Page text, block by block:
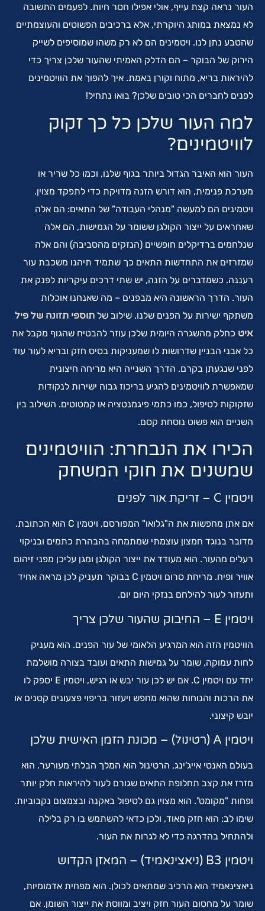
העור נראה קצת עייף, אולי אפילו חסר חיות. לפעמים התשובה
לא נמצאת במותג היוקרתי, אלא ברכיבים הפשוטים והעוצמתיים
שהטבע נתן לנו. ויטמינים הם לא רק משהו שמוסיפים לשייק
הירוק של הבוקר – הם הדלק האמיתי שהעור שלכן צריך כדי
להיראות בריא, מתוח וקורן באמת. איך להפוך את הוויטמינים
לפנים לחברים הכי טובים שלכן? בואו נתחיל!
למה העור שלכן כל כך זקוק
לוויטמינים?
העור הוא האיבר הגדול ביותר בגוף שלנו, וכמו כל שריר או
מערכת פנימית, הוא דורש הזנה מדויקת כדי לתפקד מצוין.
ויטמינים הם למעשה "מנהלי העבודה" של התאים: הם אלה
שאחראים על ייצור הקולגן ששומר על הגמישות, הם אלה
שנלחמים ברדיקלים חופשיים (הנזקים מהסביבה) והם אלה
שמזרזים את התחדשות התאים כך שתמיד תיהנו משכבת עור
רעננה. כשמדברים על הזנה, יש שתי דרכים עיקריות לפנק את
העור. הדרך הראשונה היא מבפנים – מה שאנחנו אוכלות
משתקף ישירות על הפנים שלנו. שילוב של תוספי תזונה של פיל
איט כחלק מהשגרה היומית שלכן עוזר להבטיח שהגוף מקבל את
כל אבני הבניין שדרושות לו שמעניקות בסיס חזק ובריא לעור עוד
לפני שנגעתן בקרם. הדרך השנייה היא מריחה חיצונית
שמאפשרת לוויטמינים להגיע בריכוז גבוה ישירות לנקודות
שזקוקות לטיפול, כמו כתמי פיגמנטציה או קמטוטים. השילוב בין
השניים הוא פשוט נוסחת קסם.
הכירו את הנבחרת: הוויטמינים
שמשנים את חוקי המשחק
ויטמין C – זריקת אור לפנים
אם אתן מחפשות את ה"גלואו" המפורסם, ויטמין C הוא הכתובת.
מדובר בנוגד חמצון עוצמתי שמתמחה בהבהרת כתמים ובניקוי
רעלים מהעור. הוא מעודד את ייצור הקולגן ומגן עליכן מפני זיהום
אוויר ופיח. מריחת סרום ויטמין C בבוקר תעניק לכן מראה אחיד
ותעזור לעור להילחם בנזקי היום יום.
ויטמין E – החיבוק שהעור שלכן צריך
הוויטמין הזה הוא המרגיע הלאומי של עור הפנים. הוא מעניק
לחות עמוקה, שומר על גמישות התאים ועובד בצורה מושלמת
יחד עם ויטמין C. אם יש לכן עור יבש או רגיש, ויטמין E יספק לו
את הרכות והנוחות שהוא מחפש ויעזור בריפוי פצעונים קטנים או
יובש קיצוני.
ויטמין A (רטינול) – מכונת הזמן האישית שלכן
בעולם האנטי אייג'ינג, הרטינול הוא המלך הבלתי מעורער. הוא
מזרז את קצב תחלופת התאים שגורם לעור להיראות חלק יותר
ופחות "מקומט". הוא מצוין גם לטיפול באקנה ובצמצום נקבוביות.
שימו לב: הוא חזק מאוד, ולכן כדאי להשתמש בו רק בלילה
ולהתחיל בהדרגה כדי לא לגרות את העור.
ויטמין B3 (ניאצינאמיד) – המאזן הקדוש
ניאצינאמיד הוא הרכיב שמתאים לכולן. הוא מפחית אדמומיות,
שומר על מחסום העור חזק ויציב ומווסת את ייצור השומן. אם